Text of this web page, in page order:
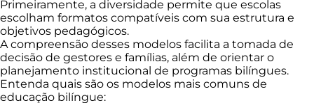
Primeiramente, a diversidade permite que escolas
escolham formatos compatíveis com sua estrutura e
objetivos pedagógicos.
A compreensão desses modelos facilita a tomada de
decisão de gestores e famílias, além de orientar o
planejamento institucional de programas bilíngues.
Entenda quais são os modelos mais comuns de
educação bilíngue: